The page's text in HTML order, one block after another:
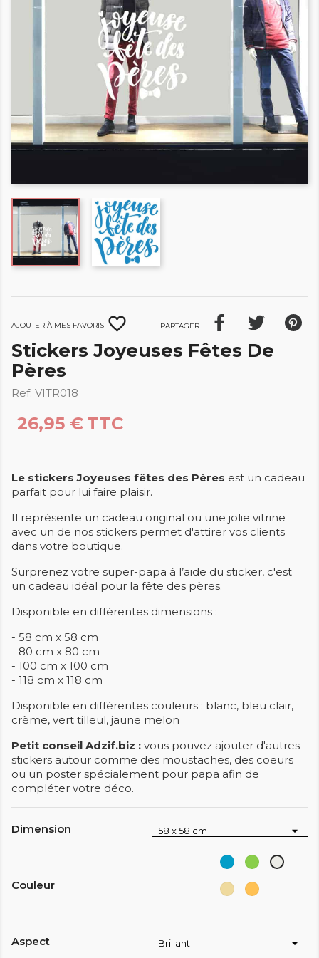
Ajouter à mes favoris favorite_border Partager
Stickers Joyeuses Fêtes De
Pères
Ref. VITR018
26,95 € TTC
Le stickers Joyeuses fêtes des Pères est un cadeau
parfait pour lui faire plaisir.
Il représente un cadeau original ou une jolie vitrine
avec un de nos stickers permet d'attirer vos clients
dans votre boutique.
Surprenez votre super-papa à l’aide du sticker, c'est
un cadeau idéal pour la fête des pères.
Disponible en différentes dimensions :
- 58 cm x 58 cm
- 80 cm x 80 cm
- 100 cm x 100 cm
- 118 cm x 118 cm
Disponible en différentes couleurs : blanc, bleu clair,
crème, vert tilleul, jaune melon
Petit conseil Adzif.biz : vous pouvez ajouter d'autres
stickers autour comme des moustaches, des coeurs
ou un poster spécialement pour papa afin de
compléter votre déco.
Dimension
Couleur
Bleu
Vert
Blanc
CremeOrange
Aspect